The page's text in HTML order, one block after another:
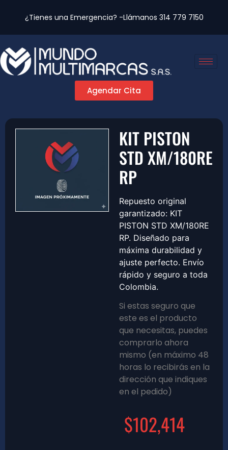
¿Tienes una Emergencia? -Llámanos 314 779 7150
Agendar Cita
KIT PISTON
STD XM/180RE
RP
Repuesto original
garantizado: KIT
PISTON STD XM/180RE
RP. Diseñado para
máxima durabilidad y
ajuste perfecto. Envío
rápido y seguro a toda
Colombia.
Si estas seguro que
este es el producto
que necesitas, puedes
comprarlo ahora
mismo (en máximo 48
horas lo recibirás en la
dirección que indiques
en el pedido)
$102,414